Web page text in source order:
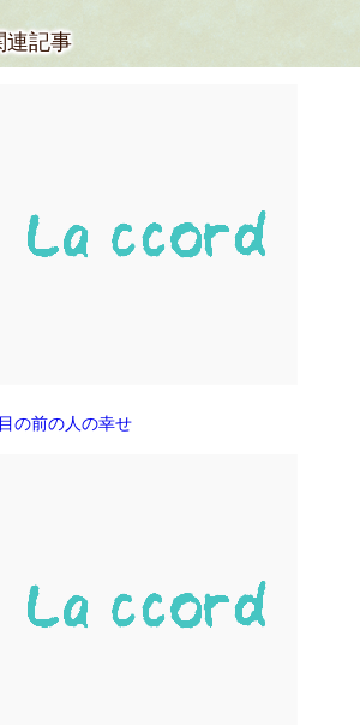
連記事
目の前の人の幸せ